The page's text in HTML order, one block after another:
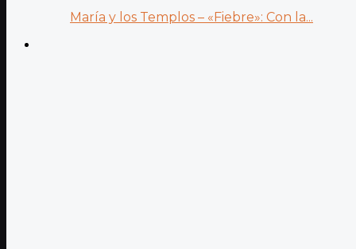
María y los Templos – «Fiebre»: Con la...